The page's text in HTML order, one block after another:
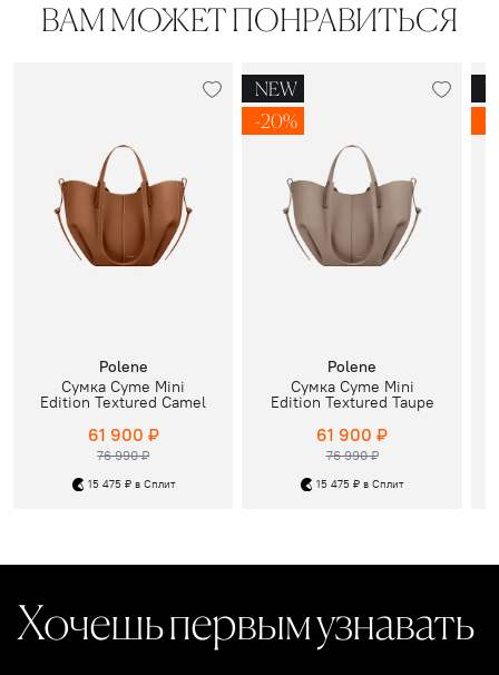
ВАМ МОЖЕТ ПОНРАВИТЬСЯ
Polene
Сумка Cyme Mini
Edition Textured Camel
76 990 ₽
61 900 ₽
15 475 ₽ в Сплит
NEW
-20%
Polene
Сумка Cyme Mini
Edition Textured Taupe
76 990 ₽
61 900 ₽
15 475 ₽ в Сплит
-
Хочешь первым узнавать